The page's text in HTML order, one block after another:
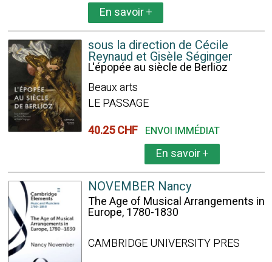
En savoir+
sous la direction de Cécile
Reynaud et Gisèle Séginger
L'épopée au siècle de Berlioz
Beaux arts
LE PASSAGE
40.25 CHF ENVOI IMMÉDIAT
En savoir+
NOVEMBER Nancy
The Age of Musical Arrangements in
Europe, 1780-1830
CAMBRIDGE UNIVERSITY PRES